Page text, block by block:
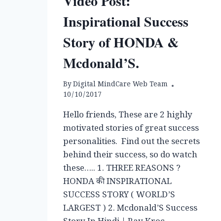
Inspirational Success
Story of HONDA &
Mcdonald’S.
ByDigital MindCare Web Team
10/10/2017
Hello friends, These are 2 highly
motivated stories of great success
personalities. Find out the secrets
behind their success, so do watch
these….. 1. THREE REASONS ?
HONDA की INSPIRATIONAL
SUCCESS STORY ( WORLD’S
LARGEST ) 2. Mcdonald’S Success